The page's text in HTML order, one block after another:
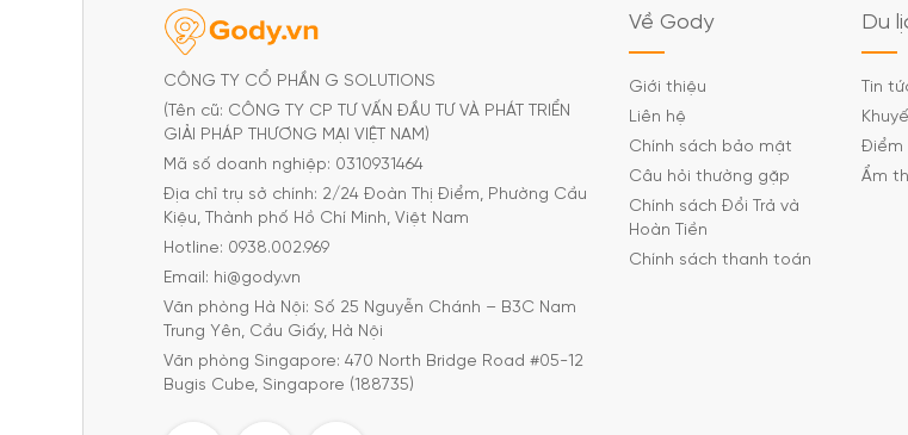
CÔNG TY CỔ PHẦN G SOLUTIONS
(Tên cũ: CÔNG TY CP TƯ VẤN ĐẦU TƯ VÀ PHÁT TRIỂN
GIẢI PHÁP THƯƠNG MẠI VIỆT NAM)
Mã số doanh nghiệp: 0310931464
Địa chỉ trụ sở chính: 2/24 Đoàn Thị Điểm, Phường Cầu
Kiệu, Thành phố Hồ Chí Minh, Việt Nam
Hotline: 0938.002.969
Email: hi@gody.vn
Văn phòng Hà Nội: Số 25 Nguyễn Chánh – B3C Nam
Trung Yên, Cầu Giấy, Hà Nội
Văn phòng Singapore: 470 North Bridge Road #05-12
Bugis Cube, Singapore (188735)
Về Gody
Giới thiệu
Liên hệ
Chính sách bảo mật
Câu hỏi thường gặp
Chính sách Đổi Trả và
Hoàn Tiền
Chính sách thanh toán
Du
Tin
Điểm
Ẩm